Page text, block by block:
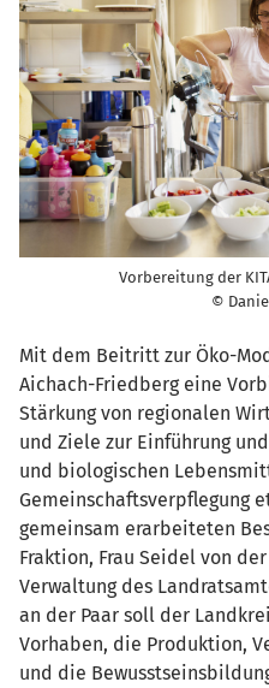
Vorbereitung der
©
Mit dem Beitritt zur Öko-
Aichach-Friedberg eine
Stärkung von regionalen
und Ziele zur Einführung
und biologischen
Gemeinschaftsverpflegung
gemeinsam erarbeiteten
Fraktion, Frau Seidel von
Verwaltung des
an der Paar soll der
Vorhaben, die Produktion,
und die